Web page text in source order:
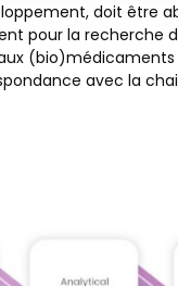
doit être
pour la recherche
avec la